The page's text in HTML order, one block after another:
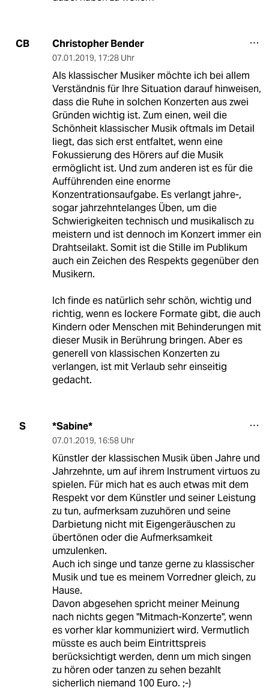
CB Christopher Bender
07.01.2019, 17:28 Uhr
Als klassischer Musiker möchte ich bei allem
Verständnis für Ihre Situation darauf hinweisen,
dass die Ruhe in solchen Konzerten aus zwei
Gründen wichtig ist. Zum einen, weil die
Schönheit klassischer Musik oftmals im Detail
liegt, das sich erst entfaltet, wenn eine
Fokussierung des Hörers auf die Musik
ermöglicht ist. Und zum anderen ist es für die
Aufführenden eine enorme
Konzentrationsaufgabe. Es verlangt jahre-,
sogar jahrzehntelanges Üben, um die
Schwierigkeiten technisch und musikalisch zu
meistern und ist dennoch im Konzert immer ein
Drahtseilakt. Somit ist die Stille im Publikum
auch ein Zeichen des Respekts gegenüber den
Musikern.
Ich finde es natürlich sehr schön, wichtig und
richtig, wenn es lockere Formate gibt, die auch
Kindern oder Menschen mit Behinderungen mit
dieser Musik in Berührung bringen. Aber es
generell von klassischen Konzerten zu
verlangen, ist mit Verlaub sehr einseitig
gedacht.
S *Sabine*
07.01.2019, 16:58 Uhr
Künstler der klassischen Musik üben Jahre und
Jahrzehnte, um auf ihrem Instrument virtuos zu
spielen. Für mich hat es auch etwas mit dem
Respekt vor dem Künstler und seiner Leistung
zu tun, aufmerksam zuzuhören und seine
Darbietung nicht mit Eigengeräuschen zu
übertönen oder die Aufmerksamkeit
umzulenken.
Auch ich singe und tanze gerne zu klassischer
Musik und tue es meinem Vorredner gleich, zu
Hause.
Davon abgesehen spricht meiner Meinung
nach nichts gegen "Mitmach-Konzerte", wenn
es vorher klar kommuniziert wird. Vermutlich
müsste es auch beim Eintrittspreis
berücksichtigt werden, denn um mich singen
zu hören oder tanzen zu sehen bezahlt
sicherlich niemand 100 Euro. ;-)